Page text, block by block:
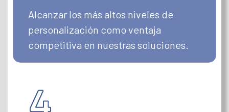
Alcanzar los más altos niveles de
personalización como ventaja
competitiva en nuestras soluciones.